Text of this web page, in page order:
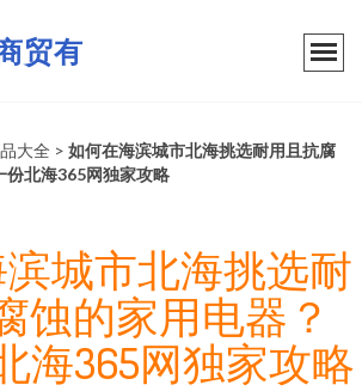
贸有
大全 > 如何在海滨城市北海挑选耐用且抗腐
北海365网独家攻略
城市北海挑选耐
蚀的家用电器？
海365网独家攻略